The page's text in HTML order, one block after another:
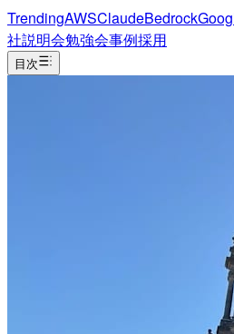
TrendingAWSClaudeBedrock
社説明会勉強会事例採用
目次